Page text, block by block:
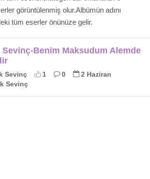
görüntülenmiş olur.Albümün adını
tüm eserler önünüze gelir.
Sevinç-Benim Maksudum Alemde
Sevinç 1 0
2 Haziran
Sevinç